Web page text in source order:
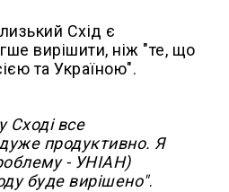
Схід є
вирішити, ніж "те, що
та Україною".
Сході все
продуктивно. Я
- УНІАН)
буде вирішено".